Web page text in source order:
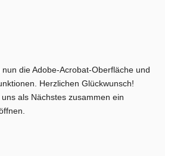
nun die Adobe-Acrobat-Oberfläche und
Herzlichen Glückwunsch!
als Nächstes zusammen ein